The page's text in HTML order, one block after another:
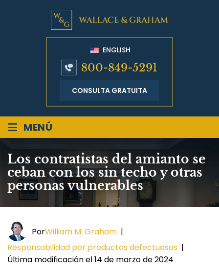
ENGLISH
800-849-5291
CONSULTA GRATUITA
≡ MENÚ
Los contratistas del amianto se
ceban con los sin techo y otras
personas vulnerables
PorWilliam M. Graham |
Responsabilidad por productos defectuosos |
Última modificación el 14 de marzo de 2024